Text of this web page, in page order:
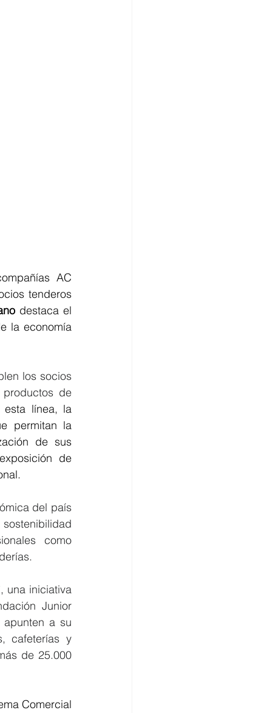
AC
tenderos
destaca el
la economía
los socios
productos de
esta línea, la
permitan la
de sus
de
del país
como
una iniciativa
Junior
apunten a su
cafeterías y
de 25.000
Comercial